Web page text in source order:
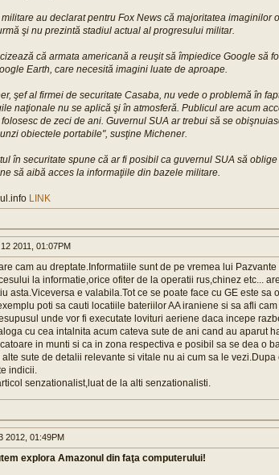
militare au declarat pentru Fox News că majoritatea imaginilor
şi nu prezintă stadiul actual al progresului militar.
că armata americană a reuşit să împiedice Google să
Earth, care necesită imagini luate de aproape.
şef al firmei de securitate Casaba, nu vede o problemă în
naţionale nu se aplică şi în atmosferă. Publicul are acum
de zeci de ani. Guvernul SUA ar trebui să se
obiectele portabile", susţine Michener.
în securitate spune că ar fi posibil ca guvernul SUA să
să aibă acces la informaţiile din bazele militare.
LINK
2011, 01:07PM
cam au dreptate.Informatiile sunt de pe vremea lui
la informatie,orice ofiter de la operatii rus,chinez etc...
asta.Viceversa e valabila.Tot ce se poate face cu GE este
poti sa cauti locatiile bateriilor AA iraniene si sa afli
unde vor fi executate lovituri aeriene daca incepe
cu cea intalnita acum cateva sute de ani cand au aparut
in munti si ca in zona respectiva e posibil sa se dea o
sute de detalii relevante si vitale nu ai cum sa le
indicii.
senzationalist,luat de la alti senzationalisti.
2012, 01:49PM
explora Amazonul din faţa computerului!